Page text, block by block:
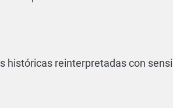
históricas reinterpretadas con